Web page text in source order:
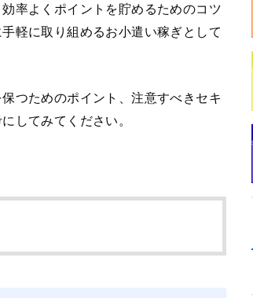
率よくポイントを貯めるためのコツ
軽に取り組めるお小遣い稼ぎとして
つためのポイント、注意すべきセキ
してみてください。